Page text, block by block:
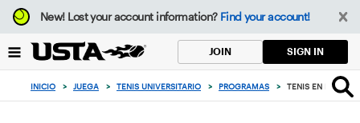
Enfoque
desde
botón
volver
New!Lost your account information? Find your account!
JOIN SIGN IN
INICIO > JUEGA > TENIS UNIVERSITARIO > PROGRAMAS > TENIS EN EL